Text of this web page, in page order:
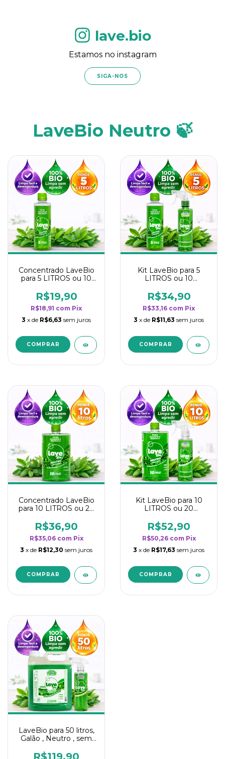
lave.bio
Estamos no instagram
SIGA-NOS
LaveBio Neutro 🍃
Concentrado LaveBio
para 5 LITROS ou 10
rendimento da
categoria - Neutro
R$19,90
R$18,91 com Pix
3 x de R$6,63 sem juros
Kit LaveBio para 5
LITROS ou 10
rendimento da
categoria - Neutro
R$34,90
R$33,16 com Pix
3 x de R$11,63 sem juros
Concentrado LaveBio
para 10 LITROS ou 20
rendimento da
categoria - Neutro
R$36,90
R$35,06 com Pix
3 x de R$12,30 sem juros
Kit LaveBio para 10
LITROS ou 20
rendimento da
categoria - Neutro
R$52,90
R$50,26 com Pix
3 x de R$17,63 sem juros
LaveBio para 50 litros,
Galão , Neutro , sem